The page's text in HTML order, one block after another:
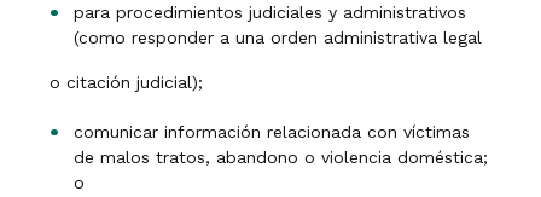
para procedimientos judiciales y administrativos
(como responder a una orden administrativa legal
o citación judicial);
comunicar información relacionada con víctimas
de malos tratos, abandono o violencia doméstica;
o